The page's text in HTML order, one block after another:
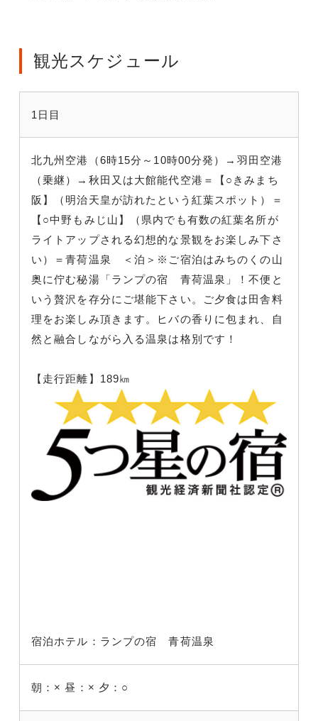
観光スケジュール
1日目
北九州空港（6時15分～10時00分発）→羽田空港
（乗継）→秋田又は大館能代空港＝【○きみまち
阪】（明治天皇が訪れたという紅葉スポット）＝
【○中野もみじ山】（県内でも有数の紅葉名所が
ライトアップされる幻想的な景観をお楽しみ下さ
い）＝青荷温泉 ＜泊＞※ご宿泊はみちのくの山
奥に佇む秘湯「ランプの宿 青荷温泉」！不便と
いう贅沢を存分にご堪能下さい。ご夕食は田舎料
理をお楽しみ頂きます。ヒバの香りに包まれ、自
然と融合しながら入る温泉は格別です！
【走行距離】189㎞
宿泊ホテル：ランプの宿 青荷温泉
朝：× 昼：× 夕：○